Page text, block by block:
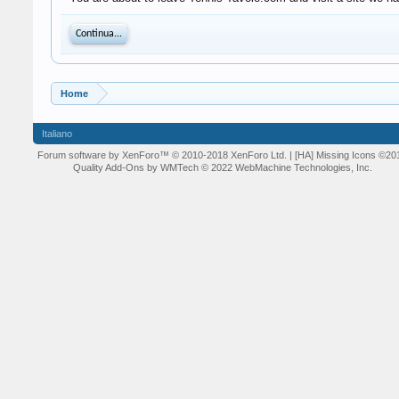
Continua...
Home
Italiano
Forum software by XenForo™ © 2010-2018 XenForo Ltd. | [HA] Missing Icons
Quality Add-Ons by WMTech © 2022 WebMachine Technologies, Inc.